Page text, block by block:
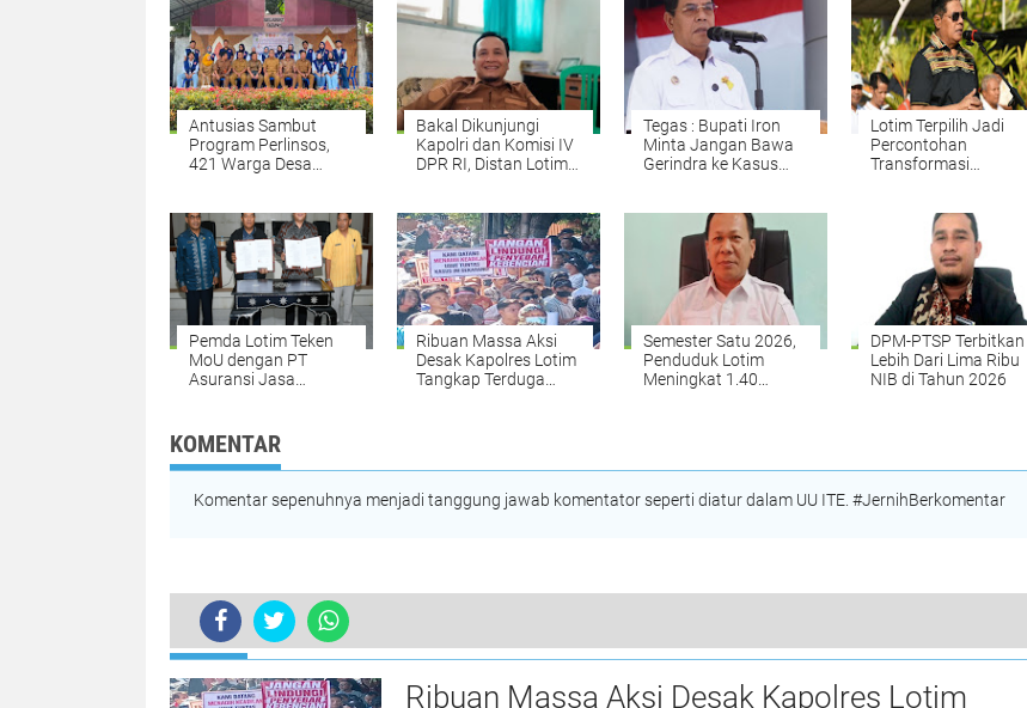
Antusias Sambut
Program Perlinsos,
421 Warga Desa
Satu Hari
Bakal Dikunjungi
Kapolri dan Komisi IV
DPR RI, Distan Lotim
Bawang Putih
Tegas : Bupati Iron
Minta Jangan Bawa
Gerindra ke Kasus
Lotim Terpilih Jadi
Percontohan
Transformasi
Pemda Lotim Teken
MoU dengan PT
Asuransi Jasa
Kenyamanan
Wisatawan
Ribuan Massa Aksi
Desak Kapolres Lotim
Tangkap Terduga
Semester Satu 2026,
Penduduk Lotim
Meningkat 1.40
DPM-PTSP Terbitkan
Lebih Dari Lima Ribu
NIB di Tahun 2026
KOMENTAR
Komentar sepenuhnya menjadi tanggung jawab komentator seperti diatur dalam UU ITE. #JernihBerkomentar
Pemkab Lotim dan Bulog Kolaborasi Jaga Stabilitas Harga Melalui Gerakan Pangan Murah
TERKINI
Ribuan Massa Aksi Desak Kapolres Lotim